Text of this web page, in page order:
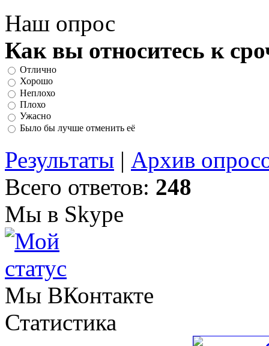
Наш опрос
Как вы относитесь к
Отлично
Хорошо
Неплохо
Плохо
Ужасно
Было бы лучше отменить её
Результаты | Архив
Всего ответов: 248
Мы в Skype
Мы ВКонтакте
Статистика